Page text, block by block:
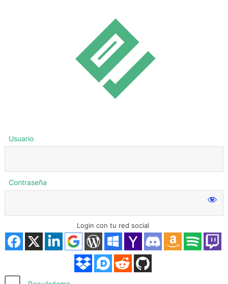
Acceder
Usuario
Contraseña
Login con tu red social